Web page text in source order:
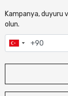
Kampanya, duyuru
olun.